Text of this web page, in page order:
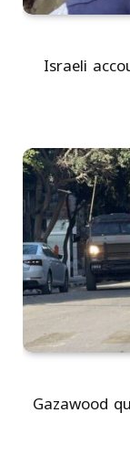
Israeli
Gazawood